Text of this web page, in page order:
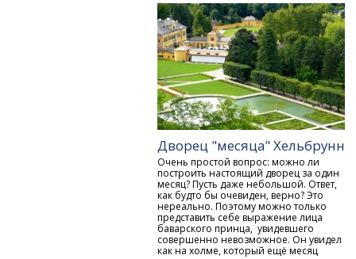
Дворец "месяца" Хельбрунн
Очень простой вопрос: можно ли
построить настоящий дворец за один
месяц? Пусть даже небольшой. Ответ,
как будто бы очевиден, верно? Это
нереально. Поэтому можно только
представить себе выражение лица
баварского принца, увидевшего
совершенно невозможное. Он увидел
как на холме, который ещё месяц